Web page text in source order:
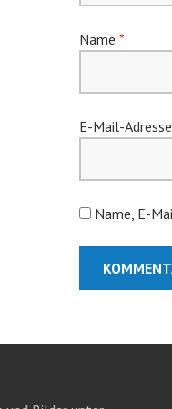
Name *
E-Mail-Adresse
Name, E-